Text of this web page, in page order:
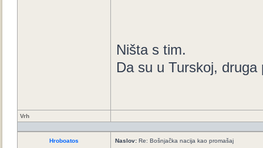
Ništa s tim.
Da su u Turskoj,
Vrh
Hroboatos Naslov: Re: Bošnjačka nacija kao promašaj